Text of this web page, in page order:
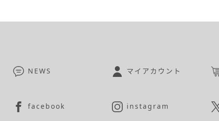
NEWS マイアカウント
facebook instagram